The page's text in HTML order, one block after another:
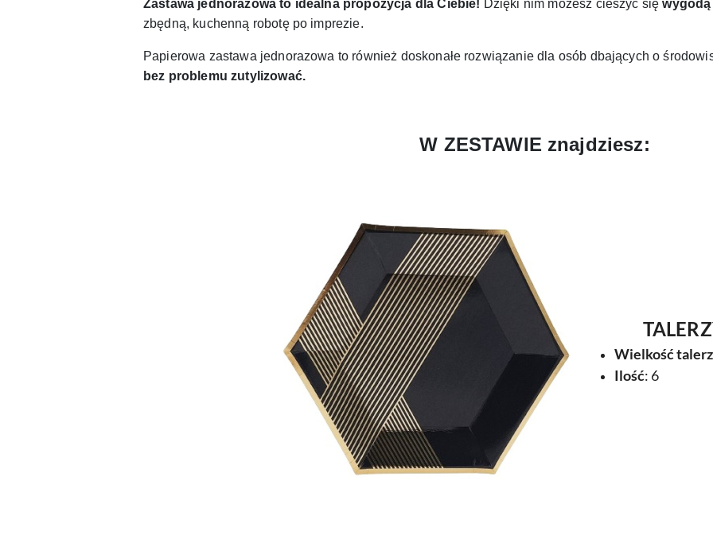
Zastawa jednorazowa to idealna propozycja dla Ciebie! Dzięki nim możesz cieszyć się
zbędną, kuchenną robotę po imprezie.
Papierowa zastawa jednorazowa to również doskonałe rozwiązanie dla osób dbających o
bez problemu zutylizować.
W ZESTAWIE znajdziesz:
Wielkość
Ilość: 6